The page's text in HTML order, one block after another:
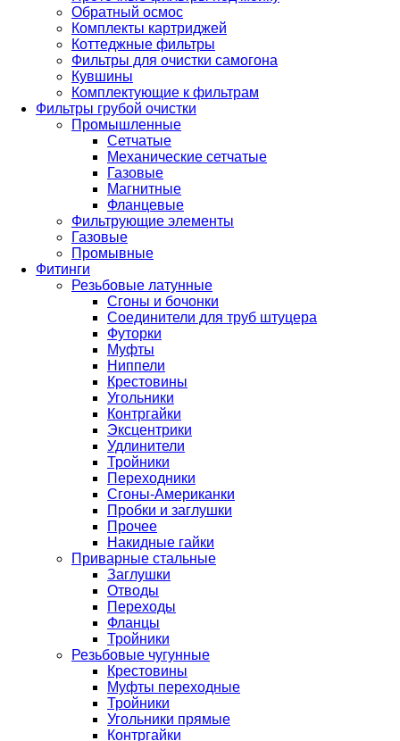
Обратный осмос
Комплекты картриджей
Коттеджные фильтры
Фильтры для очистки самогона
Кувшины
Комплектующие к фильтрам
Фильтры грубой очистки
Промышленные
Сетчатые
Механические сетчатые
Газовые
Магнитные
Фланцевые
Фильтрующие элементы
Газовые
Промывные
Фитинги
Резьбовые латунные
Сгоны и бочонки
Соединители для труб штуцера
Футорки
Муфты
Ниппели
Крестовины
Угольники
Контргайки
Эксцентрики
Удлинители
Тройники
Переходники
Сгоны-Американки
Пробки и заглушки
Прочее
Накидные гайки
Приварные стальные
Заглушки
Отводы
Переходы
Фланцы
Тройники
Резьбовые чугунные
Крестовины
Муфты переходные
Тройники
Угольники прямые
Контргайки